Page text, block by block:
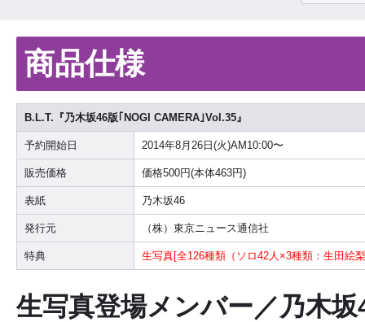
商品仕様
B.L.T.『乃木坂46版｢NOGI CAMERA｣Vol.35』
予約開始日 2014年8月26日(火)AM10:00〜
販売価格 価格500円(本体463円)
表紙 乃木坂46
発行元 （株）東京ニュース通信社
特典 生写真[全126種類（ソロ42人×3種類：生田絵
生写真登場メンバー／乃木